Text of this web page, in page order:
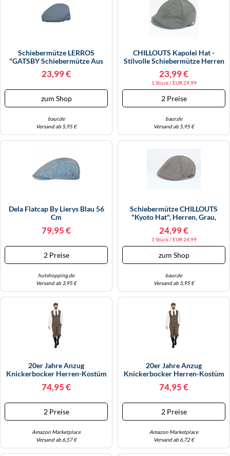
Schiebermütze LERROS
"GATSBY Schiebermütze Aus
Baumwollmix", Herren, Gr. L/X,
Classic Navy, 80% Baumwolle,
23,99 €
zum Shop
baur.de
Versand ab 5,95 €
CHILLOUTS Kapolei Hat -
Stilvolle Schiebermütze Herren
Sommer, Leichte Flatcap,
Hochwertige Schiebermütze
Herren, Perfekte Passform,
23,99 €
1 Stück / EUR 29,99
2 Preise
baur.de
Versand ab 5,95 €
Dela Flatcap By Lierys Blau 56
Cm
79,95 €
2 Preise
hutshopping.de
Versand ab 3,95 €
Schiebermütze CHILLOUTS
"Kyoto Hat", Herren, Grau,
Mit Modernem Karomuster &
Gummizug (93353716-0) Grau
24,99 €
1 Stück / EUR 24,99
zum Shop
baur.de
Versand ab 5,95 €
20er Jahre Anzug
Knickerbocker Herren-Kostüm
Schiebermütze The Roaring
74,95 €
2 Preise
Amazon Marketplace
Versand ab 6,57 €
20er Jahre Anzug
Knickerbocker Herren-Kostüm
Schiebermütze The Roaring
74,95 €
2 Preise
Amazon Marketplace
Versand ab 6,72 €